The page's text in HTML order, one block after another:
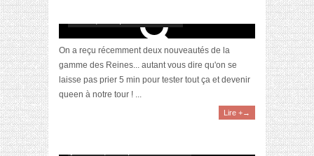
On a reçu récemment deux nouveautés de la
gamme des Reines... autant vous dire qu'on se
laisse pas prier 5 min pour tester tout ça et devenir
queen à notre tour ! ...
Lire +→